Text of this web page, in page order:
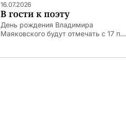
16.07.2026
В гости к поэту
День рождения Владимира
Маяковского будут отмечать с 17 п...